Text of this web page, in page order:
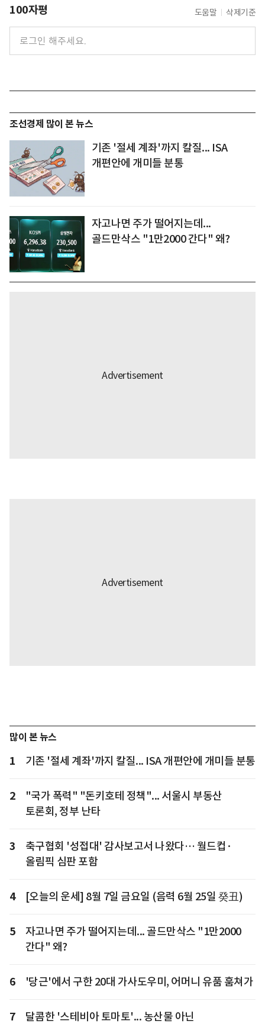
100자평 도움말 삭제기준
조선경제 많이 본 뉴스
기존 '절세 계좌'까지 칼질... ISA
개편안에 개미들 분통
자고나면 주가 떨어지는데...
골드만삭스 "1만2000 간다" 왜?
많이 본 뉴스
1 기존 '절세 계좌'까지 칼질... ISA 개편안에 개미들 분통
2
"국가 폭력" "돈키호테 정책"... 서울시 부동산
토론회, 정부 난타
3
축구협회 '성접대' 감사보고서 나왔다… 월드컵·
올림픽 심판 포함
4 [오늘의 운세] 8월 7일 금요일 (음력 6월 25일 癸丑)
5
자고나면 주가 떨어지는데... 골드만삭스 "1만2000
간다" 왜?
6 '당근'에서 구한 20대 가사도우미, 어머니 유품 훔쳐가
7
달콤한 '스테비아 토마토'... 농산물 아닌